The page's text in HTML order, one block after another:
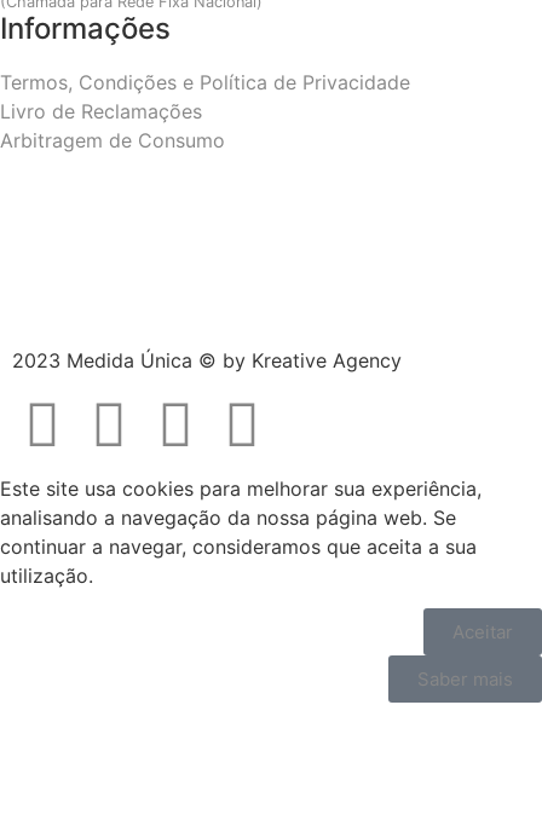
Informações
Termos, Condições e Política de Privacidade
Livro de Reclamações
Arbitragem de Consumo
2023 Medida Única © by Kreative Agency
Este site usa cookies para melhorar sua experiência,
analisando a navegação da nossa página web. Se
continuar a navegar, consideramos que aceita a sua
utilização.
Aceitar
Saber mais